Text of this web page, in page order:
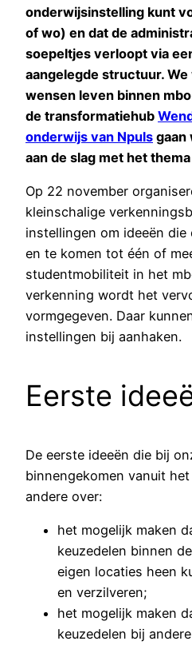
onderwijsinstelling kunt
of wo) en dat de
soepeltjes verloopt via
aangelegde structuur.
wensen leven binnen
de transformatiehub
onderwijs van Npuls gaan
aan de slag met het
Op 22 november
kleinschalige
instellingen om ideeën die
en te komen tot één of
studentmobiliteit in het
verkenning wordt het
vormgegeven. Daar
instellingen bij aanhaken.
Eerste
De eerste ideeën die bij
binnengekomen vanuit
andere over:
het mogelijk maken
keuzedelen binnen
eigen locaties heen
en verzilveren;
het mogelijk maken
keuzedelen bij